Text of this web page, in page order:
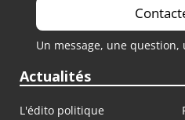
Un message, une
Actualités
L'édito politique